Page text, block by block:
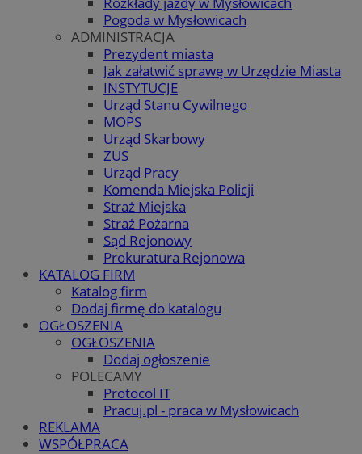
Pogoda w Mysłowicach
ADMINISTRACJA
Prezydent miasta
Jak załatwić sprawę w Urzędzie Miasta
INSTYTUCJE
Urząd Stanu Cywilnego
MOPS
Urząd Skarbowy
ZUS
Urząd Pracy
Komenda Miejska Policji
Straż Miejska
Straż Pożarna
Sąd Rejonowy
Prokuratura Rejonowa
KATALOG FIRM
Katalog firm
Dodaj firmę do katalogu
OGŁOSZENIA
OGŁOSZENIA
Dodaj ogłoszenie
POLECAMY
Protocol IT
Pracuj.pl - praca w Mysłowicach
REKLAMA
WSPÓŁPRACA